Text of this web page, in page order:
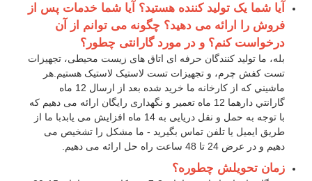
آیا شما یک تولید کننده هستید؟ آیا شما خدمات پس از
فروش را ارائه می دهید؟ چگونه می توانم از آن
درخواست کنم؟ و در مورد گارانتی چطور؟
بله، ما تولید کنندگان حرفه ای اتاق های زیست محیطی، تجهیزات
تست کفش چرم، و تجهیزات تست لاستیک لاستیک هستیم.هر
ماشيني که از کارخانه ما خريد شده بعد از ارسال 12 ماه
گارانتي دارهما 12 ماه تعمیر و نگهداری رایگان ارائه می دهیم که
با توجه به حمل و نقل دریایی به 14 ماه افزایش می یابدبا ما از
طریق ایمیل یا تلفن تماس بگیرید - ما مشکل را تشخیص می
دهیم و در عرض 24 تا 48 ساعت راه حل ارائه می دهیم.
زمان تحویلش چطوره؟